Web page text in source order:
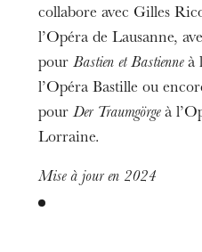
collabore avec Gilles
l’Opéra de Lausanne,
pourBastien et Bastienneà
l’Opéra Bastille ou
pourDer Traumgörgeà
Lorraine.
Mise à jour en 2024